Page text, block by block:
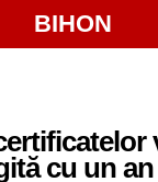
BIHON
cu un an